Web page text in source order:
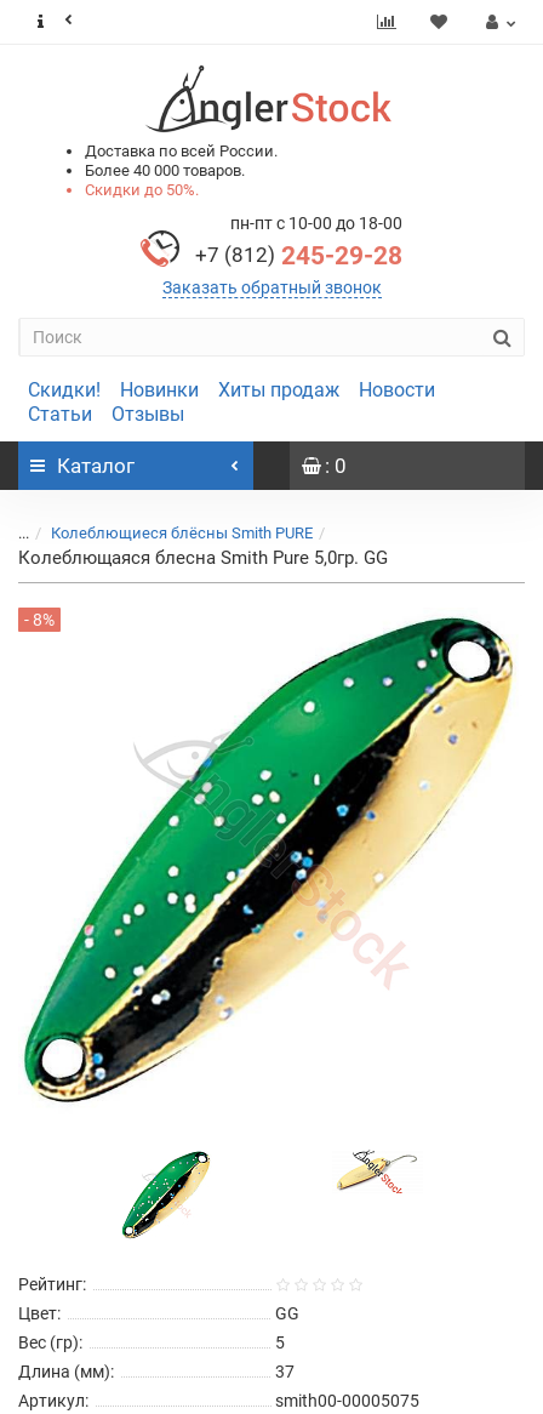
Доставка по всей России.
Более 40 000 товаров.
Скидки до 50%.
пн-пт с 10-00 до 18-00
+7 (812) 245-29-28
Заказать обратный звонок
Скидки! Новинки Хиты продаж
Новости
Статьи
Отзывы
Каталог : 0
... Колеблющиеся блёсны Smith PURE
Колеблющаяся блесна Smith Pure 5,0гр. GG
- 8%
Рейтинг:
Цвет:
GG
Вес (гр):
5
Длина (мм):
37
Артикул:
smith00-00005075